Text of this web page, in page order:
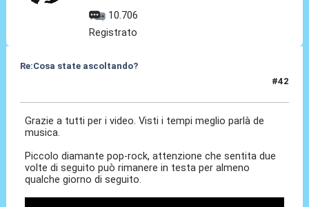
10.706
Registrato
Re:Cosa state ascoltando?
#42
Grazie a tutti per i video. Visti i tempi meglio parlà de
musica.
Piccolo diamante pop-rock, attenzione che sentita due
volte di seguito può rimanere in testa per almeno
qualche giorno di seguito.